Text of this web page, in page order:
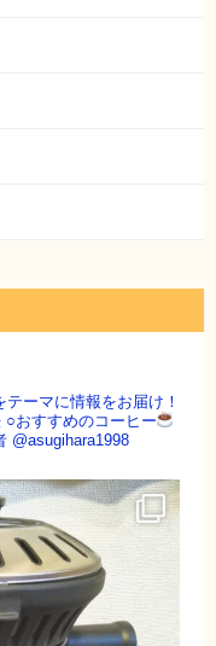
ーマに情報をお届け！
○おすすめのコーヒー
@asugihara1998